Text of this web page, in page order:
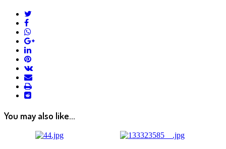
facebook
google+
linkedin
pinterest
vkontakte
email
print
reddit
reddit
You may also like...